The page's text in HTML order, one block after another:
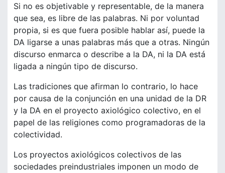
Si no es objetivable y representable, de la manera
que sea, es libre de las palabras. Ni por voluntad
propia, si es que fuera posible hablar así, puede la
DA ligarse a unas palabras más que a otras. Ningún
discurso enmarca o describe a la DA, ni la DA está
ligada a ningún tipo de discurso.
Las tradiciones que afirman lo contrario, lo hace
por causa de la conjunción en una unidad de la DR
y la DA en el proyecto axiológico colectivo, en el
papel de las religiones como programadoras de la
colectividad.
Los proyectos axiológicos colectivos de las
sociedades preindustriales imponen un modo de